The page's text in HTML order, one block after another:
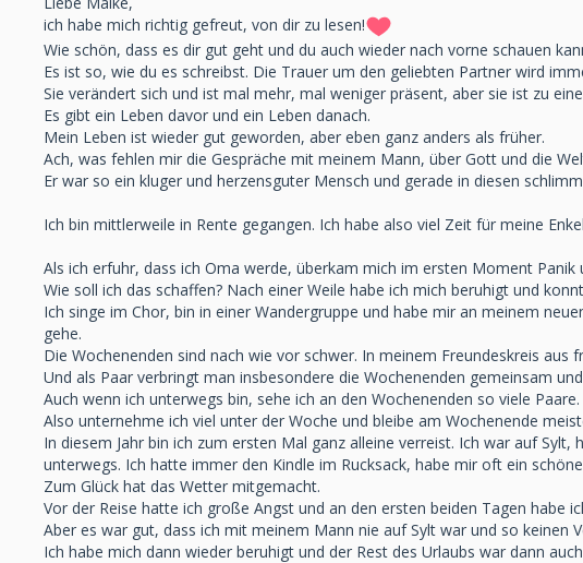
ich habe mich richtig gefreut, von dir zu lesen!
Wie schön, dass es dir gut geht und du auch wieder nach vorne schauen
Es ist so, wie du es schreibst. Die Trauer um den geliebten Partner wird
Sie verändert sich und ist mal mehr, mal weniger präsent, aber sie ist zu
Es gibt ein Leben davor und ein Leben danach.
Mein Leben ist wieder gut geworden, aber eben ganz anders als früher.
Ach, was fehlen mir die Gespräche mit meinem Mann, über Gott und die
Er war so ein kluger und herzensguter Mensch und gerade in diesen
Ich bin mittlerweile in Rente gegangen. Ich habe also viel Zeit für meine
Als ich erfuhr, dass ich Oma werde, überkam mich im ersten Moment
Wie soll ich das schaffen? Nach einer Weile habe ich mich beruhigt und
Ich singe im Chor, bin in einer Wandergruppe und habe mir an meinem
gehe.
Die Wochenenden sind nach wie vor schwer. In meinem Freundeskreis aus
Und als Paar verbringt man insbesondere die Wochenenden gemeinsam
Auch wenn ich unterwegs bin, sehe ich an den Wochenenden so viele Paare.
Also unternehme ich viel unter der Woche und bleibe am Wochenende
In diesem Jahr bin ich zum ersten Mal ganz alleine verreist. Ich war auf
unterwegs. Ich hatte immer den Kindle im Rucksack, habe mir oft ein
Zum Glück hat das Wetter mitgemacht.
Vor der Reise hatte ich große Angst und an den ersten beiden Tagen habe
Aber es war gut, dass ich mit meinem Mann nie auf Sylt war und so keinen
Ich habe mich dann wieder beruhigt und der Rest des Urlaubs war dann